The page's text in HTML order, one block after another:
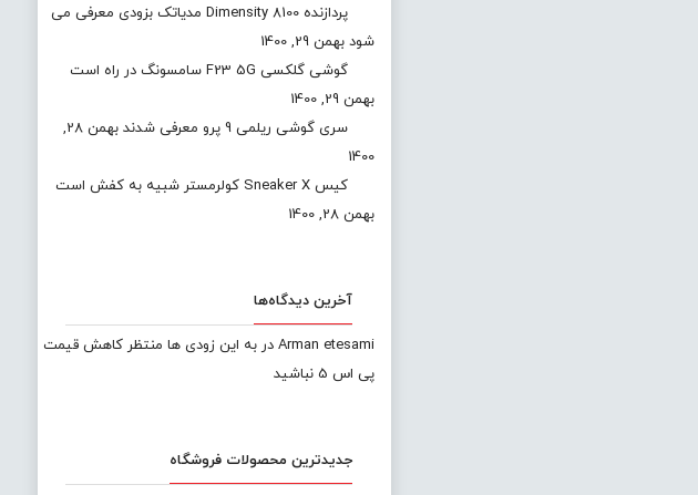
پردازنده Dimensity 8100 مدیاتک بزودی معرفی می
شود بهمن 29, 1400
گوشی گلکسی F23 5G سامسونگ در راه است
بهمن 29, 1400
سری گوشی ریلمی 9 پرو معرفی شدند
بهمن 28,
1400
کیس Sneaker X کولرمستر شبیه به کفش است
بهمن 28, 1400
آخرین دیدگاه‌ها
Arman etesami دربه این زودی ها منتظر کاهش قیمت
پی اس 5 نباشید
جدیدترین محصولات فروشگاه